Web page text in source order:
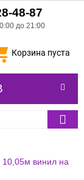
48-87
до 21:00
Корзина пуста
винил на